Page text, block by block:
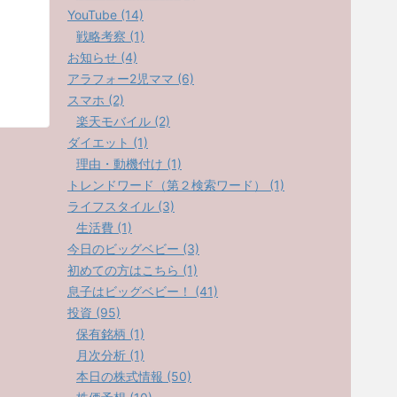
YouTube (14)
戦略考察 (1)
お知らせ (4)
アラフォー2児ママ (6)
スマホ (2)
楽天モバイル (2)
ダイエット (1)
理由・動機付け (1)
トレンドワード（第２検索ワード） (1)
ライフスタイル (3)
生活費 (1)
今日のビッグベビー (3)
初めての方はこちら (1)
息子はビッグベビー！ (41)
投資 (95)
保有銘柄 (1)
月次分析 (1)
本日の株式情報 (50)